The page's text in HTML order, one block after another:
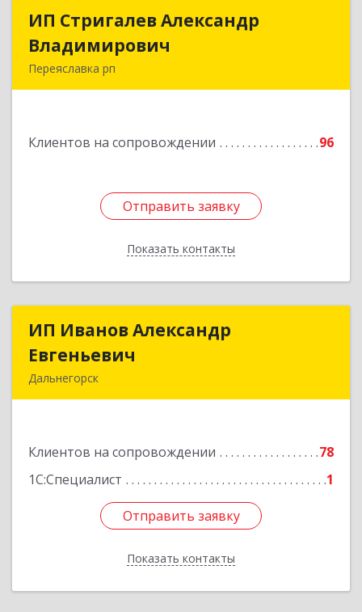
ИП Стригалев Александр
Владимирович
Переяславка рп
Клиентов на сопровождении 96
Отправить заявку
Показать контакты
ИП Стригалев Александр
Подробнее
Отправить заявку
Назад
ИП Иванов Александр
Евгеньевич
Дальнегорск
Клиентов на сопровождении
78
1С:Специалист
1
Отправить заявку
Показать контакты
ИП Иванов Александр
Подробнее
Отправить заявку
Назад